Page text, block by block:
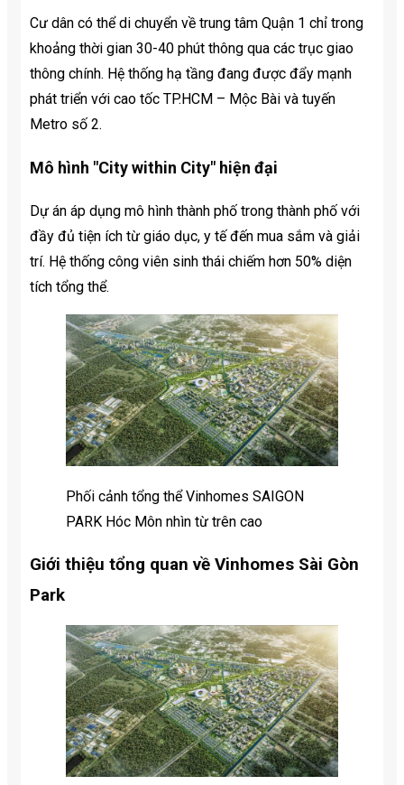
Cư dân có thể di chuyển về trung tâm Quận 1 chỉ trong
khoảng thời gian 30-40 phút thông qua các trục giao
thông chính. Hệ thống hạ tầng đang được đẩy mạnh
phát triển với cao tốc TP.HCM – Mộc Bài và tuyến
Metro số 2.
Mô hình "City within City" hiện đại
Dự án áp dụng mô hình thành phố trong thành phố với
đầy đủ tiện ích từ giáo dục, y tế đến mua sắm và giải
trí. Hệ thống công viên sinh thái chiếm hơn 50% diện
tích tổng thể.
Phối cảnh tổng thể Vinhomes SAIGON
PARK Hóc Môn nhìn từ trên cao
Giới thiệu tổng quan về Vinhomes Sài Gòn
Park